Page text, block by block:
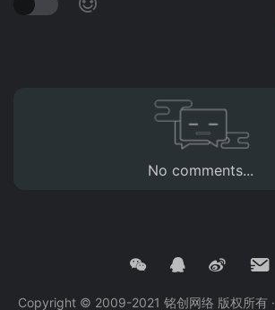
No comments...
Copyright © 2009-2021 铭创网络 版权所有 ·